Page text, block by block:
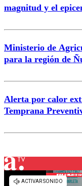
magnitud y el
Ministerio de
para la región de
Alerta por calor
Temprana